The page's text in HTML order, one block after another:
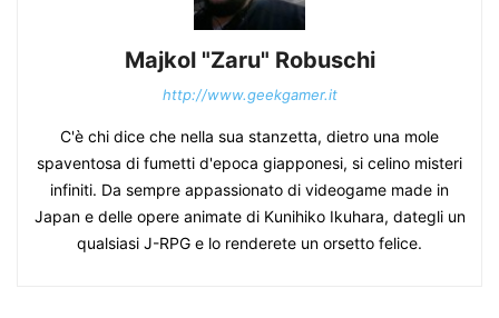
Majkol "Zaru" Robuschi
http://www.geekgamer.it
C'è chi dice che nella sua stanzetta, dietro una mole
spaventosa di fumetti d'epoca giapponesi, si celino misteri
infiniti. Da sempre appassionato di videogame made in
Japan e delle opere animate di Kunihiko Ikuhara, dategli un
qualsiasi J-RPG e lo renderete un orsetto felice.